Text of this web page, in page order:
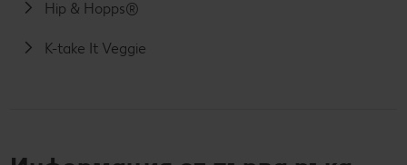
Hip & Hopps®
K-take It Veggie